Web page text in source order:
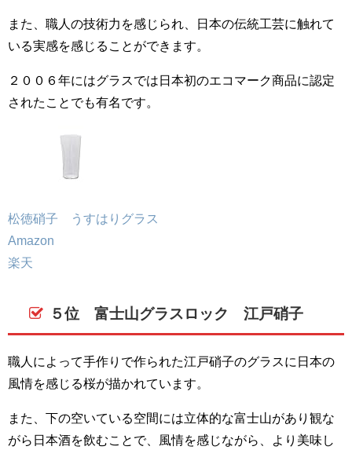
また、職人の技術力を感じられ、日本の伝統工芸に触れて
いる実感を感じることができます。
２００６年にはグラスでは日本初のエコマーク商品に認定
されたことでも有名です。
松徳硝子 うすはりグラス
Amazon
楽天
５位 富士山グラスロック 江戸硝子
職人によって手作りで作られた江戸硝子のグラスに日本の
風情を感じる桜が描かれています。
また、下の空いている空間には立体的な富士山があり観な
がら日本酒を飲むことで、風情を感じながら、より美味し